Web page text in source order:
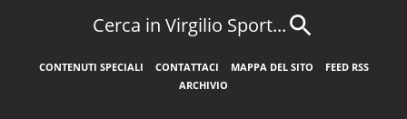
Cerca in Virgilio Sport...
CONTENUTI SPECIALI CONTATTACI MAPPA DEL SITO
FEED RSS
ARCHIVIO